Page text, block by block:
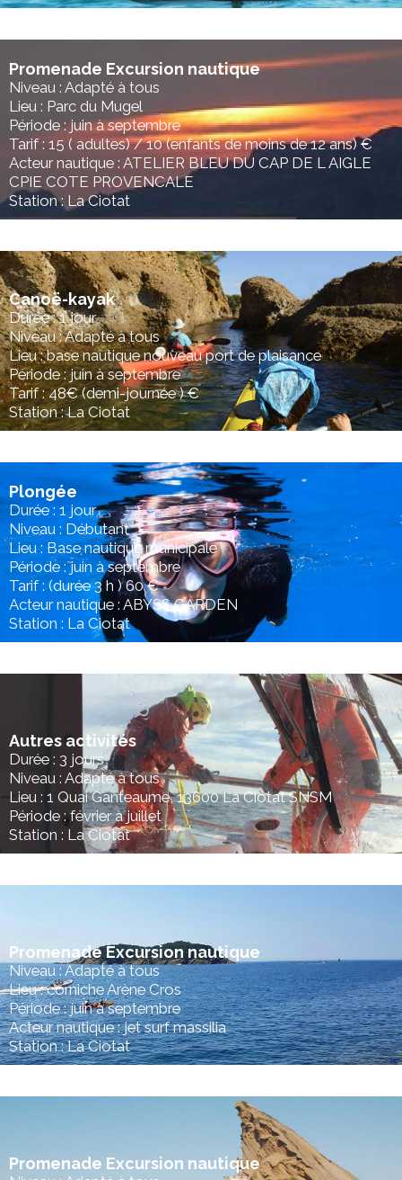
Promenade Excursion nautique
Niveau : Adapté à tous
Lieu : Parc du Mugel
Période : juin à septembre
Tarif : 15 ( adultes) / 10 (enfants de moins de 12 ans) €
Acteur nautique : ATELIER BLEU DU CAP DE L AIGLE
CPIE COTE PROVENCALE
Station : La Ciotat
Canoë-kayak
Durée : 1 jour
Niveau : Adapté à tous
Lieu : base nautique nouveau port de plaisance
Période : juin à septembre
Tarif : 48€ (demi-journée ) €
Station : La Ciotat
Plongée
Durée : 1 jour
Niveau : Débutant
Lieu : Base nautique municipale
Période : juin à septembre
Tarif : (durée 3 h ) 60 €
Acteur nautique : ABYSS GARDEN
Station : La Ciotat
Autres activités
Durée : 3 jours
Niveau : Adapté à tous
Lieu : 1 Quai Ganteaume, 13600 La Ciotat SNSM
Période : février à juillet
Station : La Ciotat
Promenade Excursion nautique
Niveau : Adapté à tous
Lieu : corniche Arène Cros
Période : juin à septembre
Acteur nautique : jet surf massilia
Station : La Ciotat
Promenade Excursion nautique